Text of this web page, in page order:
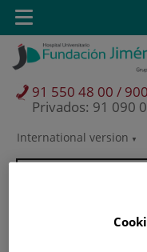
Saltar al contenido
Saltar
contenido
SelectorInternational version
91 550 48 00 /
Privados: 91 090
Toggle
navigation